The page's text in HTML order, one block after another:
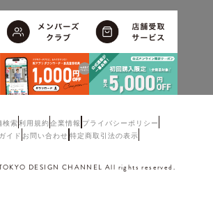
検索利用規約企業情報 プライバシーポリシー
イド お問い合わせ 特定商取引法の表示
DESIGN CHANNEL All rights reserved.